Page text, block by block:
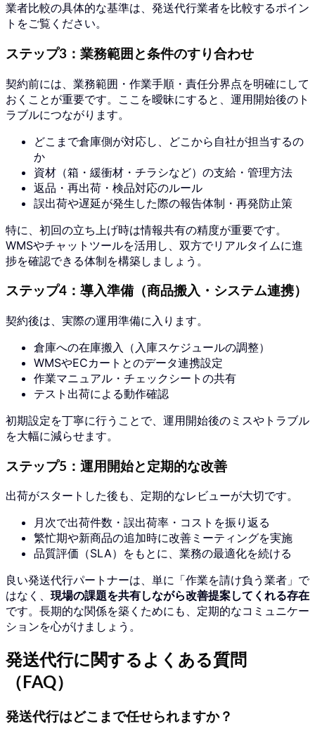
業者比較の具体的な基準は、発送代行業者を比較するポイン
トをご覧ください。
ステップ3：業務範囲と条件のすり合わせ
契約前には、業務範囲・作業手順・責任分界点を明確にして
おくことが重要です。ここを曖昧にすると、運用開始後のト
ラブルにつながります。
どこまで倉庫側が対応し、どこから自社が担当するの
か
資材（箱・緩衝材・チラシなど）の支給・管理方法
返品・再出荷・検品対応のルール
誤出荷や遅延が発生した際の報告体制・再発防止策
特に、初回の立ち上げ時は情報共有の精度が重要です。
WMSやチャットツールを活用し、双方でリアルタイムに進
捗を確認できる体制を構築しましょう。
ステップ4：導入準備（商品搬入・システム連携）
契約後は、実際の運用準備に入ります。
倉庫への在庫搬入（入庫スケジュールの調整）
WMSやECカートとのデータ連携設定
作業マニュアル・チェックシートの共有
テスト出荷による動作確認
初期設定を丁寧に行うことで、運用開始後のミスやトラブル
を大幅に減らせます。
ステップ5：運用開始と定期的な改善
出荷がスタートした後も、定期的なレビューが大切です。
月次で出荷件数・誤出荷率・コストを振り返る
繁忙期や新商品の追加時に改善ミーティングを実施
品質評価（SLA）をもとに、業務の最適化を続ける
良い発送代行パートナーは、単に「作業を請け負う業者」で
はなく、 現場の課題を共有しながら改善提案してくれる存在
です。長期的な関係を築くためにも、定期的なコミュニケー
ションを心がけましょう。
発送代行に関するよくある質問
（FAQ）
発送代行はどこまで任せられますか？